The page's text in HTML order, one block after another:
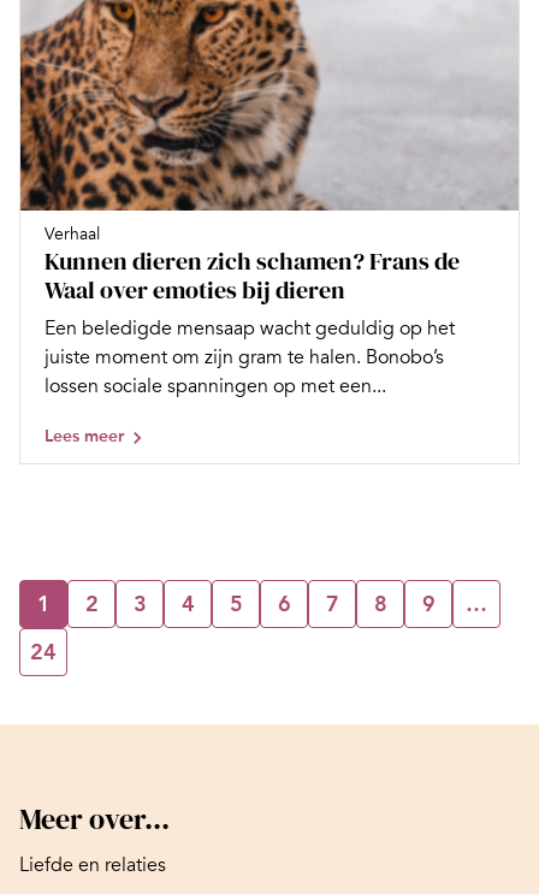
Verhaal
Kunnen dieren zich schamen? Frans de
Waal over emoties bij dieren
Een beledigde mensaap wacht geduldig op het
juiste moment om zijn gram te halen. Bonobo’s
lossen sociale spanningen op met een...
Lees meer
1 2 3 4 5 6 7 8 9
…
24
Meer over...
Liefde en relaties